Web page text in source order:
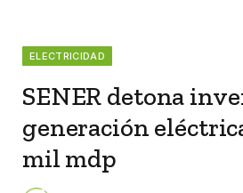
ELECTRICIDAD
SENER detona
generación
mil mdp